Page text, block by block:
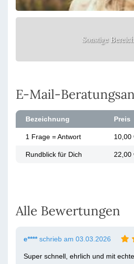
Sonstige
E-Mail-
Bezeichnung Preis
1 Frage = Antwort 10,00
Rundblick für Dich 22,00
Alle Bewertungen
e****schrieb am 03.03.2026
Super schnell, ehrlich und mit